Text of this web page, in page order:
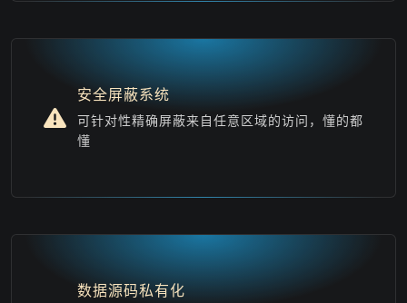
安全屏蔽系统
可针对性精确屏蔽来自任意区域的访问，懂的都
懂
数据源码私有化